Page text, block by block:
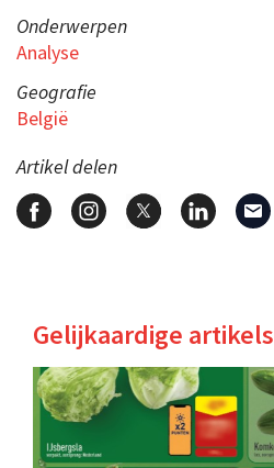
Onderwerpen
Analyse
Geografie
België
Artikel delen
Gelijkaardige artikels